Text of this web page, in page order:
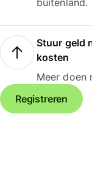
buitenland.
Stuur geld
kosten
Meer doen
Registreren